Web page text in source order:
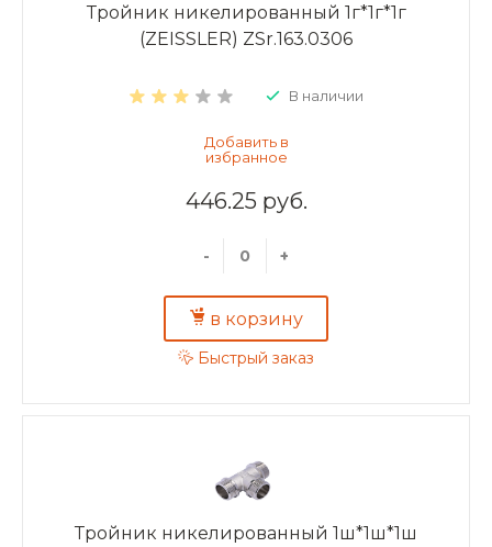
Тройник никелированный 1г*1г*1г
(ZEISSLER) ZSr.163.0306
В наличии
446.25 руб.
- +
в корзину
Быстрый заказ
Тройник никелированный 1ш*1ш*1ш